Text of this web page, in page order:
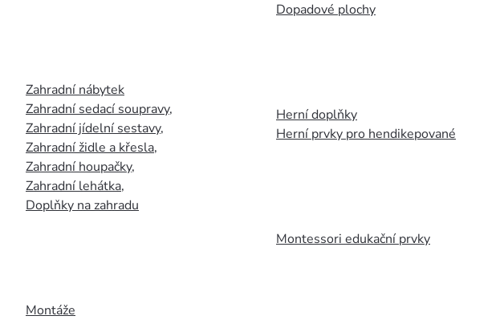
Zahradní nábytek
Zahradní sedací soupravy,
Zahradní jídelní sestavy,
Zahradní židle a křesla,
Zahradní houpačky,
Zahradní lehátka,
Doplňky na zahradu
Montáže
Dopadové plochy
Herní doplňky
Herní prvky pro hendikepované
Montessori edukační prvky